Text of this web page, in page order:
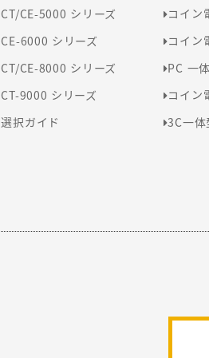
CT/CE-5000 シリーズ
CE-6000 シリーズ
CT/CE-8000 シリーズ
CT-9000 シリーズ
選択ガイド
コイン
コイン
PC 一
コイン
3C一体